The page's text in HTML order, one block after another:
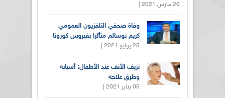
26 مارس 2021 |
وفاة صحفي التلفزيون العمومي
كريم بوسالم متأثرا بفيروس كورونا
25 يوليو 2021 |
نزيف الأنف عند الأطفال: أسبابه
وطرق علاجه
05 يناير 2021 |